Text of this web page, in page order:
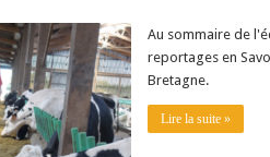
Au sommaire de
reportages en
Bretagne.
Lire la suite »